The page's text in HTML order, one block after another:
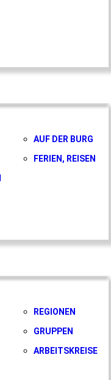
AUF DER BURG
FERIEN, REISEN
REGIONEN
GRUPPEN
ARBEITSKREISE